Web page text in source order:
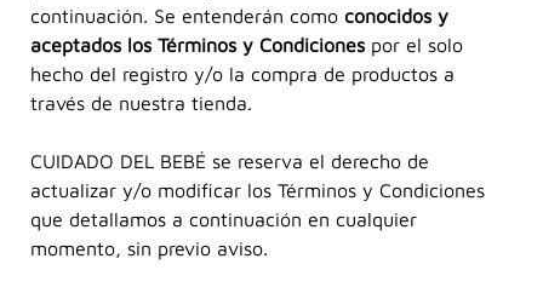
continuación. Se entenderán como conocidos y
aceptados los Términos y Condiciones por el solo
hecho del registro y/o la compra de productos a
través de nuestra tienda.
CUIDADO DEL BEBÉ se reserva el derecho de
actualizar y/o modificar los Términos y Condiciones
que detallamos a continuación en cualquier
momento, sin previo aviso.